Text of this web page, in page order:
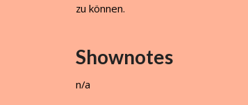
zu können.
Shownotes
n/a